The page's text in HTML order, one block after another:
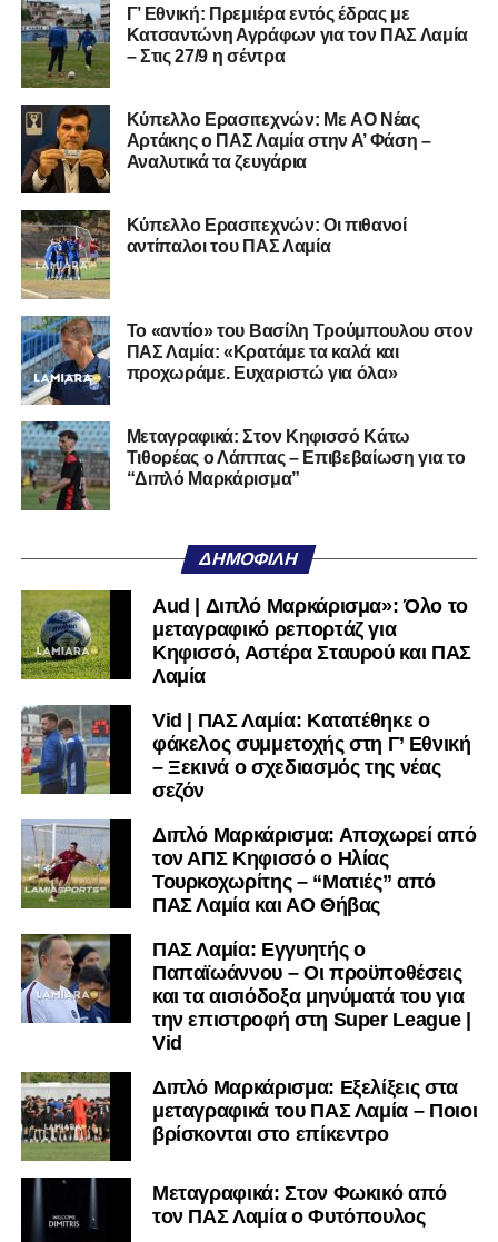
Η ανακοίνωση για τον Χρυσόστομο Στάγκο
«Ο Α.Ο. Σαρωνικός Αναβύσσου ανακοινώνει την
απόκτηση του τερματοφύλακα Χρυσόστομου Στάγκου.
Ο 24χρονος τερματοφύλακας (γεννημένος στις
27/06/2002) προέρχεται επίσης από μία γεμάτη χρονιά
στη Γ’ Εθνική με τον ΠΑΣ Λαμία. Στο παρελθόν
αγωνίστηκε στον Λεβαδειακό, ενώ πέρασε και από ομάδες
της Serie D στην Ιταλία, όπως οι Nocerina, S. Maria
Cilento και Castrovillari, έχοντας ξεκινήσει την
ποδοσφαιρική του διαδρομή από τον Απόλλωνα Σμύρνης.
Τον καλωσορίζουμε στην οικογένεια του Σαρωνικού και
του ευχόμαστε υγεία και επιτυχίες.»
Ακολουθήστε τοlamiara.grστοGoogle Newsγια να
μαθαίνετε πρώτοι τα κυανόλευκα νέα στην Ελλάδα και τον
Twitterκαι στοInstagram
μαθαίνετε σε χρόνο dt όλα τα νέα.
Γ’ Εθνική: Πρεμιέρα εντός έδρας με
Κατσαντώνη Αγράφων για τον ΠΑΣ Λαμία
– Στις 27/9 η σέντρα
Kύπελλο Ερασιτεχνών: Με AO Nέας
Αρτάκης ο ΠΑΣ Λαμία στην Α’ Φάση –
Αναλυτικά τα ζευγάρια
Κύπελλο Ερασιτεχνών: Οι πιθανοί
αντίπαλοι του ΠΑΣ Λαμία
Το «αντίο» του Βασίλη Τρούμπουλου στον
ΠΑΣ Λαμία: «Κρατάμε τα καλά και
προχωράμε. Ευχαριστώ για όλα»
Μεταγραφικά: Στον Κηφισσό Κάτω
Τιθορέας ο Λάππας – Επιβεβαίωση για το
“Διπλό Μαρκάρισμα”
ΔΗΜΟΦΙΛΉ
Aud | Διπλό Μαρκάρισμα»: Όλο το
μεταγραφικό ρεπορτάζ για
Κηφισσό, Αστέρα Σταυρού και ΠΑΣ
Λαμία
Vid | ΠΑΣ Λαμία: Κατατέθηκε ο
φάκελος συμμετοχής στη Γ’ Εθνική
– Ξεκινά ο σχεδιασμός της νέας
σεζόν
Διπλό Μαρκάρισμα: Αποχωρεί από
τον ΑΠΣ Κηφισσό ο Ηλίας
Τουρκοχωρίτης – “Ματιές” από
ΠΑΣ Λαμία και ΑΟ Θήβας
ΠΑΣ Λαμία: Εγγυητής ο
Παπαϊωάννου – Οι προϋποθέσεις
και τα αισιόδοξα μηνύματά του για
την επιστροφή στη Super League |
Vid
Διπλό Μαρκάρισμα: Εξελίξεις στα
μεταγραφικά του ΠΑΣ Λαμία – Ποιοι
βρίσκονται στο επίκεντρο
Μεταγραφικά: Στον Φωκικό από
τον ΠΑΣ Λαμία ο Φυτόπουλος